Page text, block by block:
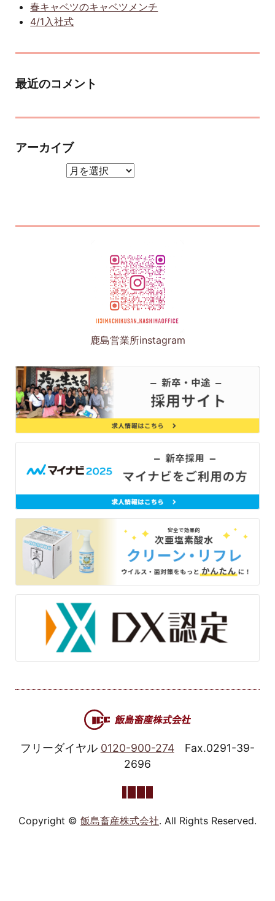
春キャベツのキャベツメンチ
4/1入社式
最近のコメント
アーカイブ
鹿島営業所instagram
フリーダイヤル 0120-900-274
Fax.0291-39-
2696
Copyright © 飯島畜産株式会社. All Rights Reserved.